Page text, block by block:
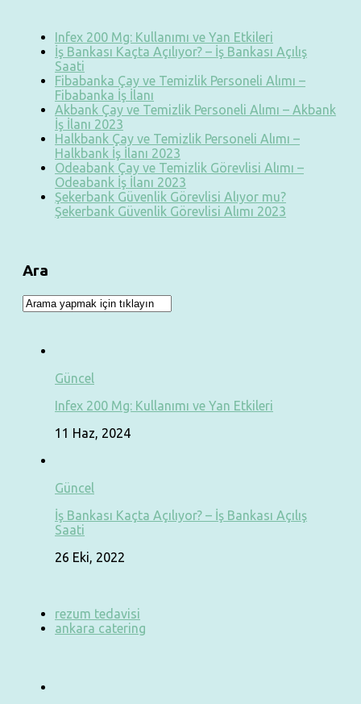
Infex 200 Mg: Kullanımı ve Yan Etkileri
İş Bankası Kaçta Açılıyor? – İş Bankası Açılış
Saati
Fibabanka Çay ve Temizlik Personeli Alımı –
Fibabanka İş İlanı
Akbank Çay ve Temizlik Personeli Alımı – Akbank
İş İlanı 2023
Halkbank Çay ve Temizlik Personeli Alımı –
Halkbank İş İlanı 2023
Odeabank Çay ve Temizlik Görevlisi Alımı –
Odeabank İş İlanı 2023
Şekerbank Güvenlik Görevlisi Alıyor mu?
Şekerbank Güvenlik Görevlisi Alımı 2023
Ara
Güncel
Infex 200 Mg: Kullanımı ve Yan Etkileri
11 Haz, 2024
Güncel
İş Bankası Kaçta Açılıyor? – İş Bankası Açılış
Saati
26 Eki, 2022
rezum tedavisi
ankara catering